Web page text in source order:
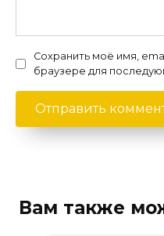
Сохранить моё имя,
браузере для
Вам также